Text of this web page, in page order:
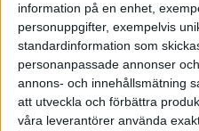
information på en enhet,
personuppgifter, exempelvis
standardinformation som
personanpassade annonser
annons- och innehållsmätning
att utveckla och förbättra
våra leverantörer använda
Mening och modern
Under de senaste åren
mycket av det Frankl
Studier inom positiv